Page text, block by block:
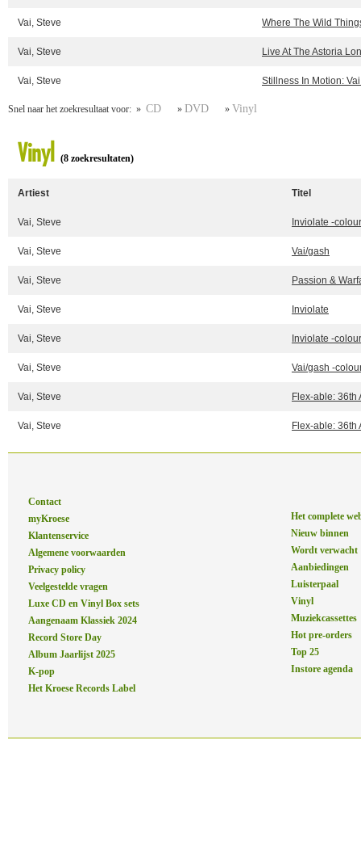
Vai, Steve Where The Wild
Vai, Steve Live At The Astoria
Vai, Steve Stillness In Motion:
Snel naar het zoekresultaat voor: » CD » DVD » Vinyl
Vinyl (8 zoekresultaten)
Artiest Titel
Vai, Steve Inviolate -
Vai, Steve Vai/gash
Vai, Steve Passion &
Vai, Steve Inviolate
Vai, Steve Inviolate -
Vai, Steve Vai/gash -
Vai, Steve Flex-able: 36th
Vai, Steve Flex-able: 36th
Contact
myKroese
Klantenservice
Algemene voorwaarden
Privacy policy
Veelgestelde vragen
Luxe CD en Vinyl Box sets
Aangenaam Klassiek 2024
Record Store Day
Album Jaarlijst 2025
K-pop
Het Kroese Records Label
Het complete
Nieuw binnen
Wordt verwacht
Aanbiedingen
Luisterpaal
Vinyl
Muziekcassettes
Hot pre-orders
Top 25
Instore agenda